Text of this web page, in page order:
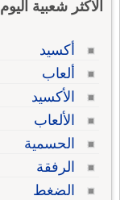
الاكثر شعبية اليوم
أكسيد
ألعاب
الأكسيد
الألعاب
الحسمية
الرفقة
الضغط